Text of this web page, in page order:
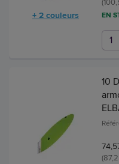
+ 2 couleurs
EN
10